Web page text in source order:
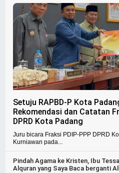
Setuju RAPBD-P Kota
Rekomendasi dan Catatan
DPRD Kota Padang
Juru bicara Fraksi PDIP-PPP DPRD
Kurniawan pada...
Pindah Agama ke Kristen, Ibu
Alquran yang Saya Baca berganti